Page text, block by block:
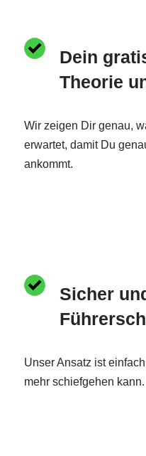
Dein
Theorie
Wir zeigen Dir genau,
erwartet, damit Du
ankommt.
Sicher
Unser Ansatz ist
mehr schiefgehen kann.